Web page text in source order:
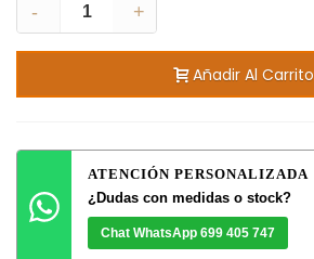
-
+
Añadir Al Carrito
ATENCIÓN PERSONALIZADA
¿Dudas con medidas o stock?
Chat WhatsApp 699 405 747